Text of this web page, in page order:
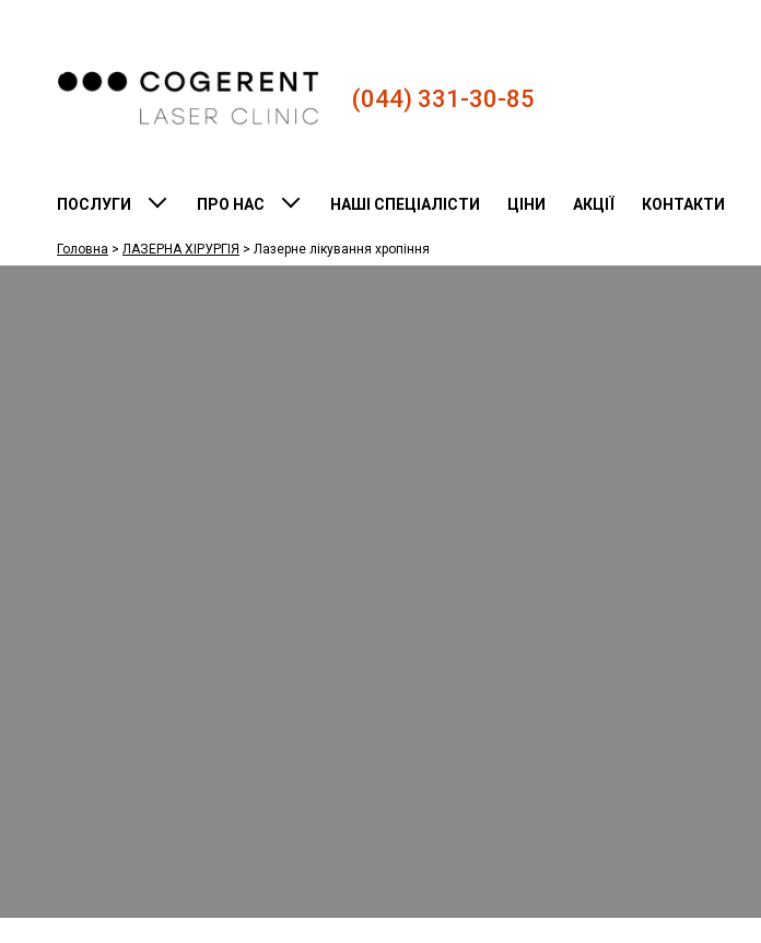
(044) 331-30-85
ПОСЛУГИ ПРО НАС НАШІ СПЕЦІАЛІСТИ ЦІНИ АКЦІЇ КОНТАКТИ
Головна > ЛАЗЕРНА ХІРУРГІЯ > Лазерне лікування хропіння